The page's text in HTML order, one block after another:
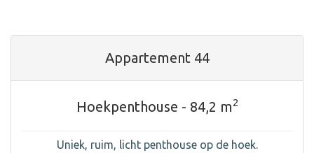
Appartement 44
Hoekpenthouse - 84,2 m2
Uniek, ruim, licht penthouse op de hoek.